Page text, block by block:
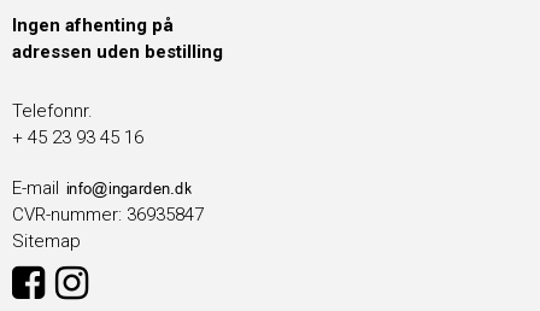
Ingen afhenting på
adressen uden bestilling
Telefonnr.
+ 45 23 93 45 16
E-mail
CVR-nummer: 36935847
Sitemap